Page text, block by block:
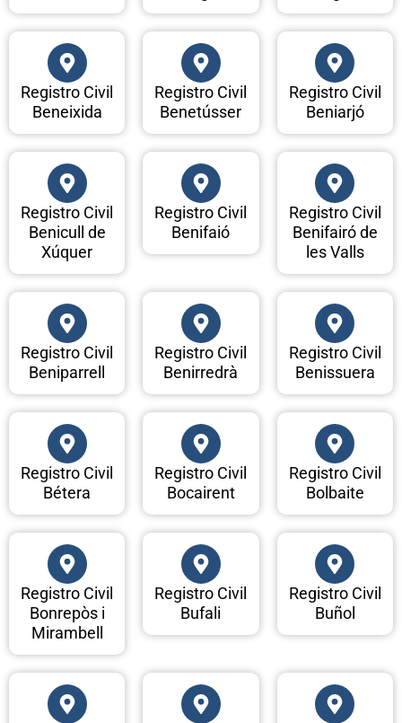
Registro Civil
Beneixida
Registro Civil
Benetússer
Registro Civil
Beniarjó
Registro Civil
Benicull de
Xúquer
Registro Civil
Benifaió
Registro Civil
Benifairó de
les Valls
Registro Civil
Beniparrell
Registro Civil
Benirredrà
Registro Civil
Benissuera
Registro Civil
Bétera
Registro Civil
Bocairent
Registro Civil
Bolbaite
Registro Civil
Bonrepòs i
Mirambell
Registro Civil
Bufali
Registro Civil
Buñol